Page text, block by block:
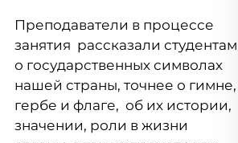
Преподаватели в процессе
занятия рассказали студентам
о государственных символах
нашей страны, точнее о гимне,
гербе и флаге, об их истории,
значении, роли в жизни